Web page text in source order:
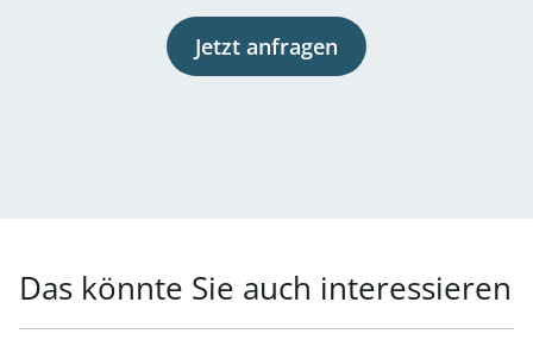
Jetzt anfragen
Das könnte Sie auch interessieren